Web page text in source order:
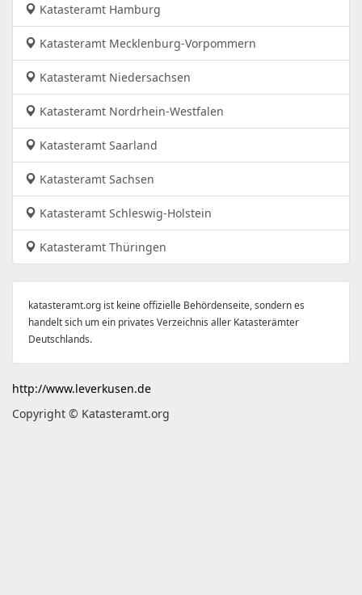
Katasteramt Hamburg
Katasteramt Mecklenburg-Vorpommern
Katasteramt Niedersachsen
Katasteramt Nordrhein-Westfalen
Katasteramt Saarland
Katasteramt Sachsen
Katasteramt Schleswig-Holstein
Katasteramt Thüringen
katasteramt.org ist keine offizielle Behördenseite, sondern es
handelt sich um ein privates Verzeichnis aller Katasterämter
Deutschlands.
http://www.leverkusen.de
Copyright © Katasteramt.org